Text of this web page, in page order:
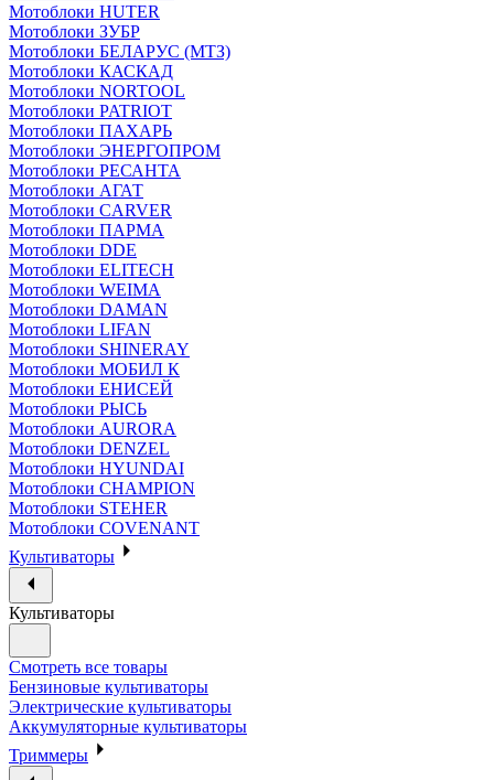
Мотоблоки HUTER
Мотоблоки ЗУБР
Мотоблоки БЕЛАРУС (МТЗ)
Мотоблоки КАСКАД
Мотоблоки NORTOOL
Мотоблоки PATRIOT
Мотоблоки ПАХАРЬ
Мотоблоки ЭНЕРГОПРОМ
Мотоблоки РЕСАНТА
Мотоблоки АГАТ
Мотоблоки CARVER
Мотоблоки ПАРМА
Мотоблоки DDE
Мотоблоки ELITECH
Мотоблоки WEIMA
Мотоблоки DAMAN
Мотоблоки LIFAN
Мотоблоки SHINERAY
Мотоблоки МОБИЛ К
Мотоблоки ЕНИСЕЙ
Мотоблоки РЫСЬ
Мотоблоки AURORA
Мотоблоки DENZEL
Мотоблоки HYUNDAI
Мотоблоки CHAMPION
Мотоблоки STEHER
Мотоблоки COVENANT
Культиваторы
Культиваторы
Смотреть все товары
Бензиновые культиваторы
Электрические культиваторы
Аккумуляторные культиваторы
Триммеры